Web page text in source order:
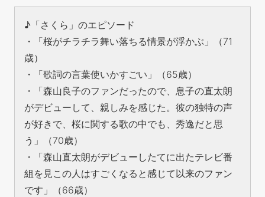
♪「さくら」のエピソード
・「桜がチラチラ舞い落ちる情景が浮かぶ」（71
歳）
・「歌詞の言葉使いかすごい」（65歳）
・「森山良子のファンだったので、息子の直太朗
がデビューして、親しみを感じた。彼の独特の声
が好きで、桜に関する歌の中でも、秀逸だと思
う」（70歳）
・「森山直太朗がデビューしたてに出たテレビ番
組を見この人はすごくなると感じて以来のファン
です」（66歳）